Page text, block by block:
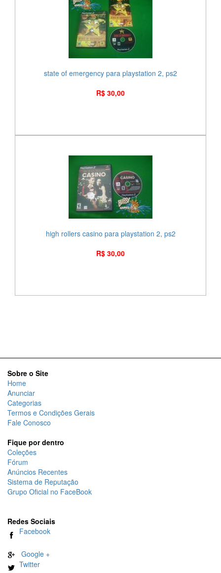
state of emergency para playstation 2, ps2
R$ 30,00
high rollers casino para playstation 2, ps2
R$ 30,00
Sobre o Site
Home
Anunciar
Categorias
Termos e Condições Gerais
Fale Conosco
Fique por dentro
Coleções
Fórum
Anúncios Recentes
Sistema de Reputação
Grupo Oficial no FaceBook
Redes Sociais
Facebook
Google +
Twitter